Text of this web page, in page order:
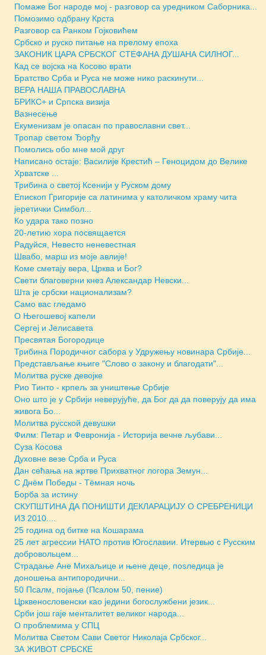
Помаже Бог народе мој - разговор са уредником Саборника...
Помозимо одбрану Крста
Разговор са Ранком Гојковићем
Србско и руско питање на прелому епоха
ЗАКОНИК ЦАРА СРБСКОГ СТЕФАНА ДУШАНА СИЛНОГ...
Кад се војска на Косово врати
Братство Срба и Руса не може нико раскинути...
ВЕРА НАША ПРАВОСЛАВНА
БРИКС+ и Српска визија
Вазнесење
Екуменизам је опасан по православни свет...
Тропар светом Ђорђу
Помолись обо мне мой друг
Написано остаје: Василије Крестић – Геноцидом до Велике
Хрватске ...
Трибина о светој Ксенији у Руском дому
Епископ Григорије са латинима у католичком храму чита
јеретички Симбол...
Ко удара тако позно
20-летию хора посвящается
Радуйся, Невесто неневестная
Швабо, марш из моје авлије!
Коме сметају вера, Црква и Бог?
Свети благоверни кнез Александар Невски...
Шта је србски национализам?
Само вас гледамо
О Његошевој капели
Сергеј и Јелисавета
Пресвятая Богородице
Трибина Породичног сабора у Удружењу новинара Србије...
Представљање књиге "Слово о закону и благодати"...
Молитва руске девојке
Рио Тинто - крпељ за уништење Србије
Оно што је у Србији неверујуће, да Бог да да поверују да има
живога Бо...
Молитва русской девушки
Филм: Петар и Февронија - Историја вечне љубави...
Суза Косова
Духовне везе Срба и Руса
Дан сећања на жртве Прихватног логора Земун...
С Днём Победы - Тёмная ночь
Борба за истину
СКУПШТИНА ДА ПОНИШТИ ДЕКЛАРАЦИЈУ О СРЕБРЕНИЦИ
ИЗ 2010....
25 година од битке на Кошарама
25 лет агрессии НАТО против Югославии. Итервью с Русским
добровольцем...
Страдање Ане Михаљице и њене деце, поsледица је
доношења антипородични...
50 Псалм, појање (Псалом 50, пение)
Црквенословенски као једини богослужбени језик...
Срби још гаје менталитет великог народа...
О проблемима у СПЦ
Молитва Светом Сави Светог Николаја Србског...
ЗА ЖИВОТ СРБСКЕ